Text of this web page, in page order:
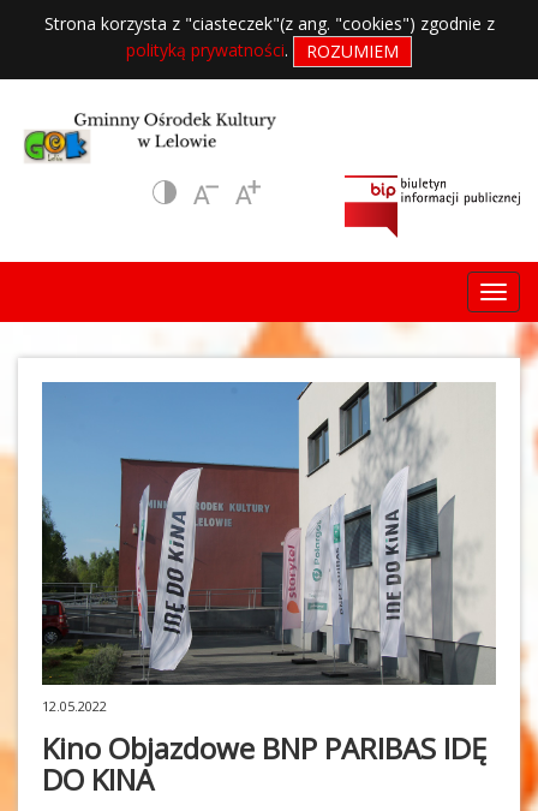
Strona korzysta z "ciasteczek"(z ang. "cookies") zgodnie z
polityką prywatności. ROZUMIEM
12.05.2022
Kino Objazdowe BNP PARIBAS IDĘ
DO KINA